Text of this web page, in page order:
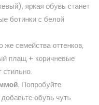
яркая обувь станет
ботинки с белой
же семейства оттенков,
плащ + коричневые
стильно.
. Попробуйте
обувь чуть